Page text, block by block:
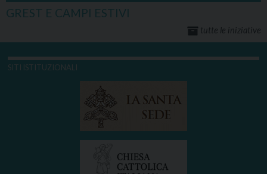
GREST E CAMPI ESTIVI
tutte le iniziative
SITI ISTITUZIONALI